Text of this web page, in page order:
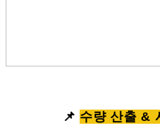
📌 수량 산출 &